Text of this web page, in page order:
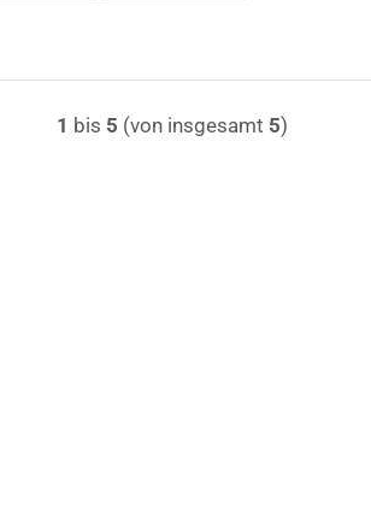
1 bis 5 (von insgesamt 5)